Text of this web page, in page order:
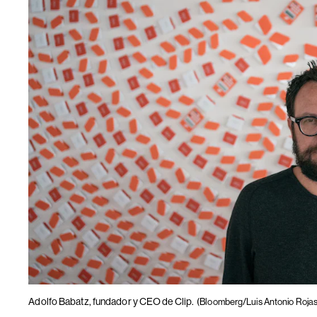
Adolfo Babatz, fundador y CEO de Clip. (Bloomberg/Luis Antonio